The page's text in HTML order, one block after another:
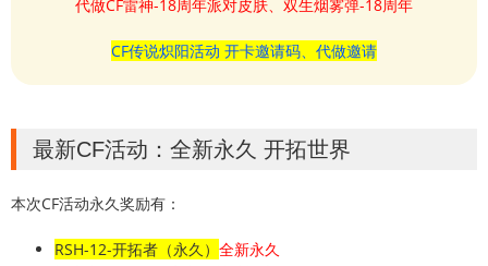
代做CF雷神-18周年派对皮肤、双生烟雾弹-18周年
CF传说炽阳活动 开卡邀请码、代做邀请
最新CF活动：全新永久 开拓世界
本次CF活动永久奖励有：
RSH-12-开拓者（永久） 全新永久